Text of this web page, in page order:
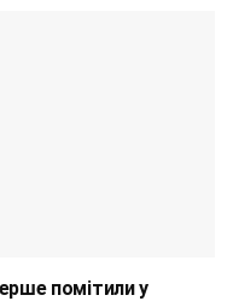
помітили у